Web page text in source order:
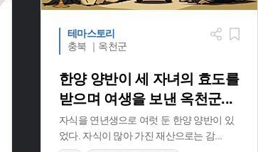
테마스토리
충북 ｜옥천군
한양 양반이 세 자녀의 효도를
받으며 여생을 보낸 옥천군...
자식을 연년생으로 여럿 둔 한양 양반이 있
었다. 자식이 많아 가진 재산으로는 감...